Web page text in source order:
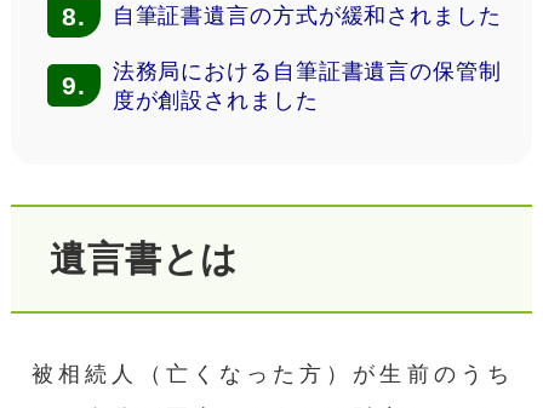
8. 自筆証書遺言の方式が緩和されました
9.
法務局における自筆証書遺言の保管制
度が創設されました
遺言書とは
被相続人（亡くなった方）が生前のうち